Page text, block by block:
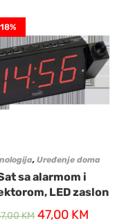
, Uređenje doma
sa alarmom i
LED zaslon
KM 47,00 KM